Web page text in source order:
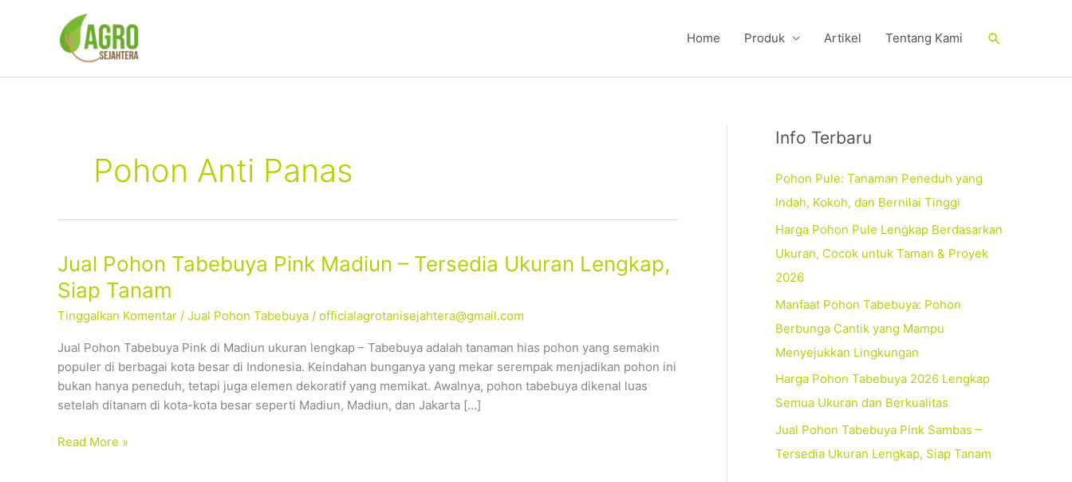
Home Produk Artikel Tentang Kami Cari
Pohon Anti Panas
Jual Pohon Tabebuya Pink Madiun – Tersedia Ukuran Lengkap,
Siap Tanam
Tinggalkan Komentar / Jual Pohon Tabebuya / officialagrotanisejahtera@gmail.com
Jual Pohon Tabebuya Pink di Madiun ukuran lengkap – Tabebuya adalah tanaman hias pohon yang semakin
populer di berbagai kota besar di Indonesia. Keindahan bunganya yang mekar serempak menjadikan pohon ini
bukan hanya peneduh, tetapi juga elemen dekoratif yang memikat. Awalnya, pohon tabebuya dikenal luas
setelah ditanam di kota-kota besar seperti Madiun, Madiun, dan Jakarta […]
Jual
Tabebuya
Pink
–
Tersedia
Ukuran
Lengkap,
Tanam
Read More »
Info Terbaru
Pohon Pule: Tanaman Peneduh yang
Indah, Kokoh, dan Bernilai Tinggi
Harga Pohon Pule Lengkap Berdasarkan
Ukuran, Cocok untuk Taman & Proyek
2026
Manfaat Pohon Tabebuya: Pohon
Berbunga Cantik yang Mampu
Menyejukkan Lingkungan
Harga Pohon Tabebuya 2026 Lengkap
Semua Ukuran dan Berkualitas
Jual Pohon Tabebuya Pink Sambas –
Tersedia Ukuran Lengkap, Siap Tanam